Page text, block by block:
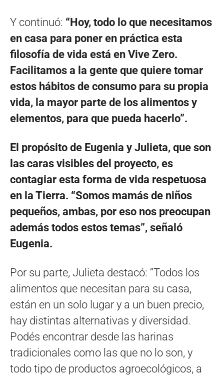
Y continuó: “Hoy, todo lo que necesitamos
en casa para poner en práctica esta
filosofía de vida está en Vive Zero.
Facilitamos a la gente que quiere tomar
estos hábitos de consumo para su propia
vida, la mayor parte de los alimentos y
elementos, para que pueda hacerlo”.
El propósito de Eugenia y Julieta, que son
las caras visibles del proyecto, es
contagiar esta forma de vida respetuosa
en la Tierra. “Somos mamás de niños
pequeños, ambas, por eso nos preocupan
además todos estos temas”, señaló
Eugenia.
Por su parte, Julieta destacó: “Todos los
alimentos que necesitan para su casa,
están en un solo lugar y a un buen precio,
hay distintas alternativas y diversidad.
Podés encontrar desde las harinas
tradicionales como las que no lo son, y
todo tipo de productos agroecológicos, a